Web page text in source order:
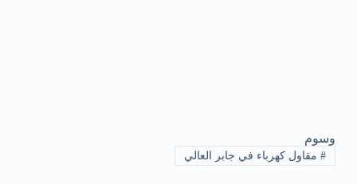
وسوم
#مقاول كهرباء في جابر العالي